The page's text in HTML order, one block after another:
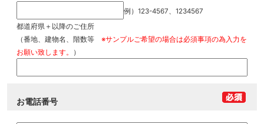
例）123-4567、1234567
都道府県＋以降のご住所
（番地、建物名、階数等 ※サンプルご希望の場合は必須事項の為入力を
お願い致します。
）
お電話番号